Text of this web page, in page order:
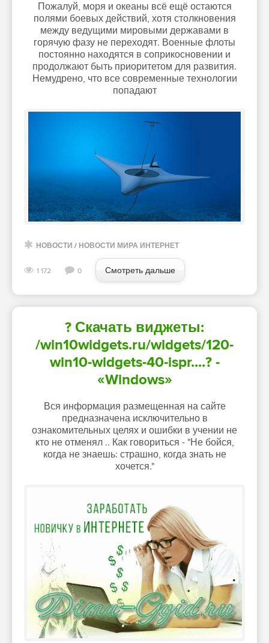
Пожалуй, моря и океаны всё ещё остаются
полями боевых действий, хотя столкновения
между ведущими мировыми державами в
горячую фазу не переходят. Военные флоты
постоянно находятся в соприкосновении и
продолжают быть приоритетом для развития.
Немудрено, что все современные технологии
попадают
НОВОСТИ / НОВОСТИ МИРА ИНТЕРНЕТ
1 172 0 Смотреть дальше
? Скачать виджеты:
/win10widgets.ru/widgets/120-
win10-widgets-40-ispr....? -
«Windows»
Вся информация размещенная на сайте
предназначена исключительно в
ознакомительных целях и ошибки в учении не
кто не отменял .. Как говориться - "Не бойся,
когда не знаешь: страшно, когда знать не
хочется."